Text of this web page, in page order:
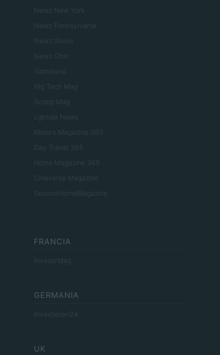
Newz New York
Newz Pennsylvania
Newz Illinois
Newz Ohio
Gameland
Hig Tech Mag
Scoop Mag
Lgbtqia News
Motors Magazine 365
Day Travel 365
Home Magazine 365
Cineverse Magazine
SecondHomeMagazine
FRANCIA
InvestirMag
GERMANIA
Investieren24
UK